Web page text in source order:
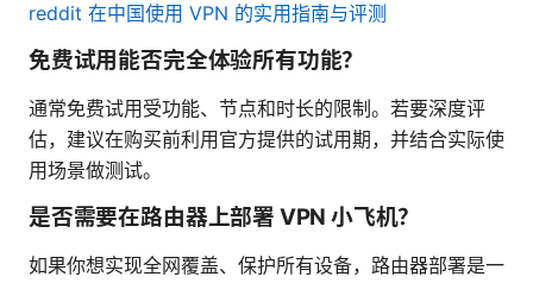
reddit 在中国使用 VPN 的实用指南与评测
免费试用能否完全体验所有功能？
通常免费试用受功能、节点和时长的限制。若要深度评
估，建议在购买前利用官方提供的试用期，并结合实际使
用场景做测试。
是否需要在路由器上部署 VPN 小飞机？
如果你想实现全网覆盖、保护所有设备，路由器部署是一